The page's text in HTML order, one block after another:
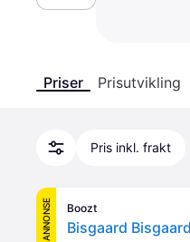
Priser Prisutvikling
Pris inkl. frakt
ANNONSE Boozt
Bisgaard